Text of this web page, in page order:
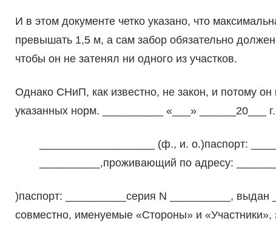
И в этом документе четко указано, что
превышать 1,5 м, а сам забор обязательно
чтобы он не затенял ни одного из участков.
Однако СНиП, как известно, не закон, и потому
указанных норм. __________ «___» ______20___ г.
___________________ (ф., и. о.)паспорт:
__________,проживающий по адресу:
)паспорт: __________серия N __________,
совместно, именуемые «Стороны» и